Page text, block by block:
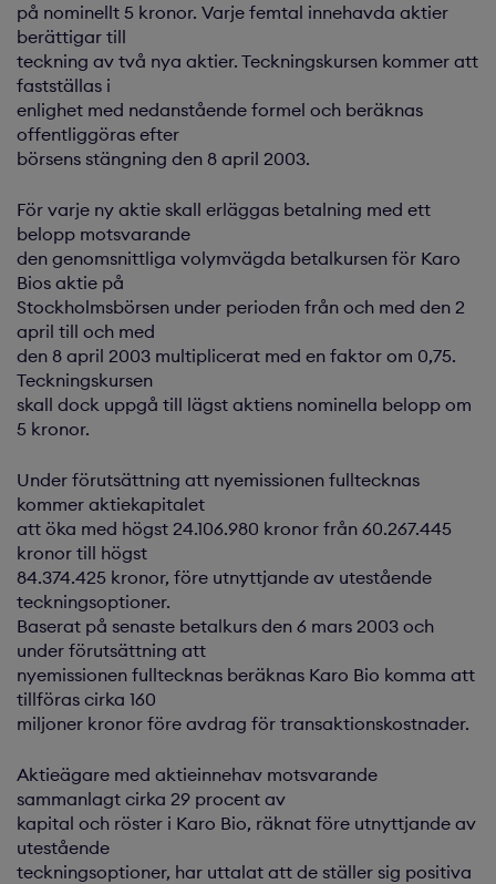
på nominellt 5 kronor. Varje femtal innehavda aktier
berättigar till
teckning av två nya aktier. Teckningskursen kommer att
fastställas i
enlighet med nedanstående formel och beräknas
offentliggöras efter
börsens stängning den 8 april 2003.
För varje ny aktie skall erläggas betalning med ett
belopp motsvarande
den genomsnittliga volymvägda betalkursen för Karo
Bios aktie på
Stockholmsbörsen under perioden från och med den 2
april till och med
den 8 april 2003 multiplicerat med en faktor om 0,75.
Teckningskursen
skall dock uppgå till lägst aktiens nominella belopp om
5 kronor.
Under förutsättning att nyemissionen fulltecknas
kommer aktiekapitalet
att öka med högst 24.106.980 kronor från 60.267.445
kronor till högst
84.374.425 kronor, före utnyttjande av utestående
teckningsoptioner.
Baserat på senaste betalkurs den 6 mars 2003 och
under förutsättning att
nyemissionen fulltecknas beräknas Karo Bio komma att
tillföras cirka 160
miljoner kronor före avdrag för transaktionskostnader.
Aktieägare med aktieinnehav motsvarande
sammanlagt cirka 29 procent av
kapital och röster i Karo Bio, räknat före utnyttjande av
utestående
teckningsoptioner, har uttalat att de ställer sig positiva